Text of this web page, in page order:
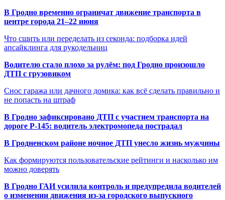
В Гродно временно ограничат движение транспорта в
центре города 21–22 июня
Что сшить или переделать из секонда: подборка идей
апсайклинга для рукодельниц
Водителю стало плохо за рулём: под Гродно произошло
ДТП с грузовиком
Снос гаража или дачного домика: как всё сделать правильно и
не попасть на штраф
В Гродно зафиксировано ДТП с участием транспорта на
дороге Р-145: водитель электромопеда пострадал
В Гродненском районе ночное ДТП унесло жизнь мужчины
Как формируются пользовательские рейтинги и насколько им
можно доверять
В Гродно ГАИ усилила контроль и предупредила водителей
о изменении движения из-за городского выпускного